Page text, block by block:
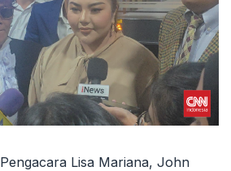
Pengacara Lisa Mariana, John